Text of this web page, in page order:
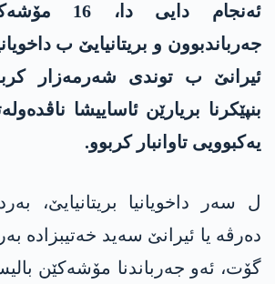
ئەنجام دایی
جەرباندبوون و بریتانیایێ ب
ئیرانێ ب توندی شەرمەزار
بنپێکرنا بریارێن ئاساییشا
یەکبوویی تاوانبار کربوو.
ل سەر داخویانیا بریتانیایێ،
دەرڤە یا ئیرانێ سەید خەتیبزادە
گۆت، ئەو جەرباندنا مۆشەکێن